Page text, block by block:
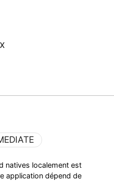
natives localement est
application dépend de